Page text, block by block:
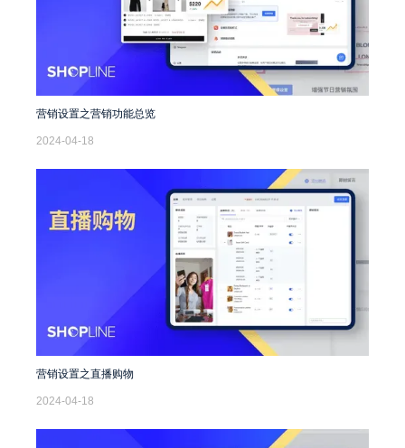
营销设置之营销功能总览
2024-04-18
营销设置之直播购物
2024-04-18